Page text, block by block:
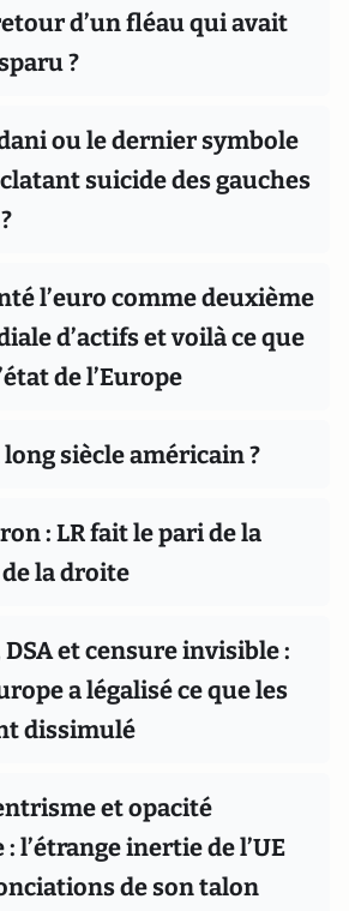
d’un fléau qui avait
?
ou le dernier symbole
suicide des gauches
l’euro comme deuxième
d’actifs et voilà ce que
de l’Europe
siècle américain ?
: LR fait le pari de la
la droite
et censure invisible :
a légalisé ce que les
dissimulé
et opacité
l’étrange inertie de l’UE
de son talon